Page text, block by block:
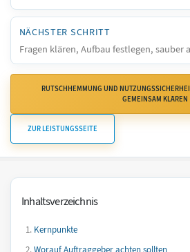
NÄCHSTER SCHRITT
Fragen klären, Aufbau festlegen, sauber
RUTSCHHEMMUNG UND
GEMEINSAM KLÄREN
ZUR LEISTUNGSSEITE
Inhaltsverzeichnis
Kernpunkte